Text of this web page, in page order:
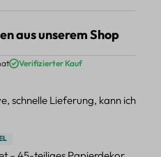
aus unserem Shop
5 von 5 Sternen
Verifizierter Kauf
schnelle Lieferung, kann ich